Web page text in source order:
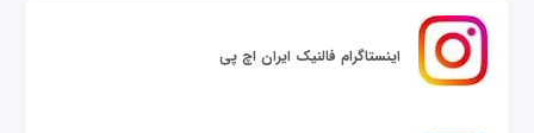
اینستاگرام فالنیک ایران اچ پی